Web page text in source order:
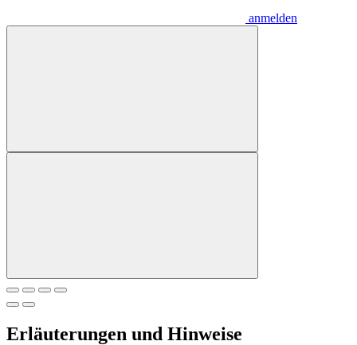
anmelden
Erläuterungen und Hinweise